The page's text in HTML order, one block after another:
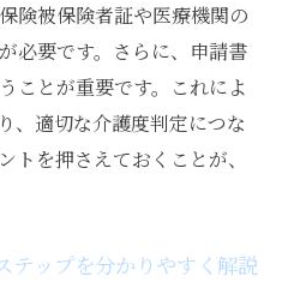
険被保険者証や医療機関の
必要です。さらに、申請書
ことが重要です。これによ
、適切な介護度判定につな
トを押さえておくことが、
テップを分かりやすく解説